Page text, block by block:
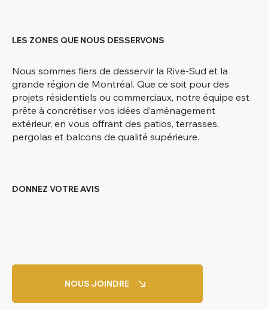
LES ZONES QUE NOUS DESSERVONS
Nous sommes fiers de desservir la Rive-Sud et la
grande région de Montréal. Que ce soit pour des
projets résidentiels ou commerciaux, notre équipe est
prête à concrétiser vos idées d’aménagement
extérieur, en vous offrant des patios, terrasses,
pergolas et balcons de qualité supérieure.
DONNEZ VOTRE AVIS
NOUS JOINDRE